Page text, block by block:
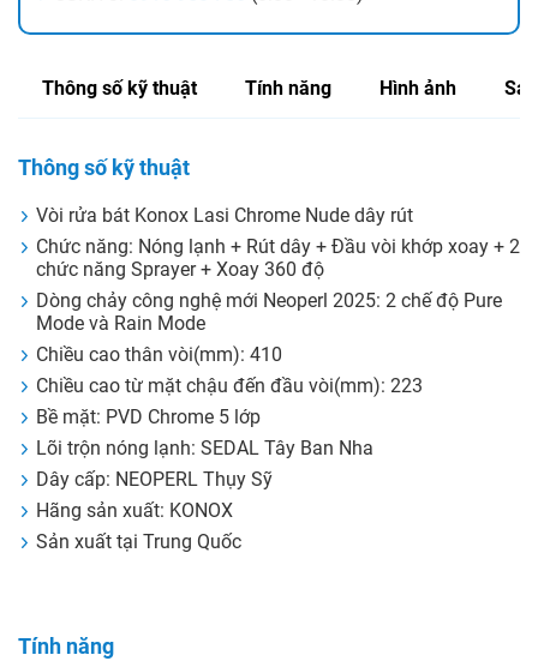
Thông số kỹ thuật Tính năng Hình ảnh
Thông số kỹ thuật
Vòi rửa bát Konox Lasi Chrome Nude dây rút
Chức năng: Nóng lạnh + Rút dây + Đầu vòi khớp xoay + 2
chức năng Sprayer + Xoay 360 độ
Dòng chảy công nghệ mới Neoperl 2025: 2 chế độ Pure
Mode và Rain Mode
Chiều cao thân vòi(mm): 410
Chiều cao từ mặt chậu đến đầu vòi(mm): 223
Bề mặt: PVD Chrome 5 lớp
Lõi trộn nóng lạnh: SEDAL Tây Ban Nha
Dây cấp: NEOPERL Thụy Sỹ
Hãng sản xuất: KONOX
Sản xuất tại Trung Quốc
Tính năng